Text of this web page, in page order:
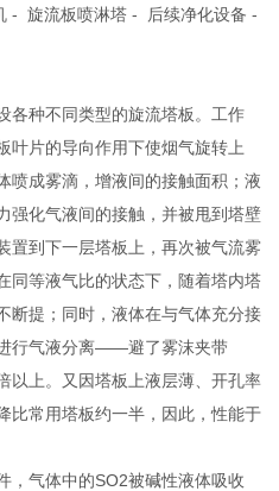
- 旋流板喷淋塔 - 后续净化设备 -
各种不同类型的旋流塔板。工作
叶片的导向作用下使烟气旋转上
喷成雾滴，增液间的接触面积；液
强化气液间的接触，并被甩到塔壁
置到下一层塔板上，再次被气流雾
同等液气比的状态下，随着塔内塔
断提；同时，液体在与气体充分接
行气液分离——避了雾沫夹带
以上。又因塔板上液层薄、开孔率
比常用塔板约一半，因此，性能于
，气体中的SO2被碱性液体吸收